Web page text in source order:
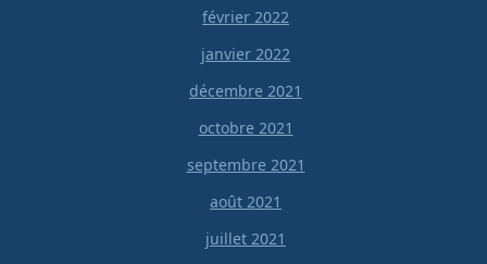
février 2022
janvier 2022
décembre 2021
octobre 2021
septembre 2021
août 2021
juillet 2021